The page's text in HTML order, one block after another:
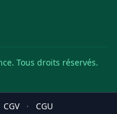
Tous droits réservés.
CGV · CGU